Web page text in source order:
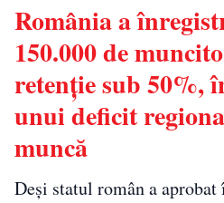
România a
150.000 de
retenție sub 50%,
unui deficit
muncă
Deși statul român a